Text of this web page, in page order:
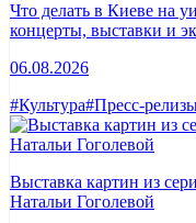
Что делать в Киеве на
концерты, выставки и
06.08.2026
#Культура#Пресс-
Выставка картин из
Натальи Гоголевой